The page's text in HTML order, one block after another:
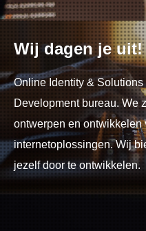
Wij dagen je uit!
Online Identity &
Development bureau. We
ontwerpen en ontwikkelen
internetoplossingen. Wij
jezelf door te ontwikkelen.